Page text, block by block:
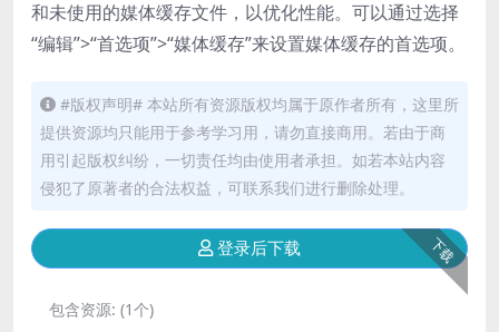
和未使用的媒体缓存文件，以优化性能。可以通过选择
“编辑”>“首选项”>“媒体缓存”来设置媒体缓存的首选项。
#版权声明# 本站所有资源版权均属于原作者所有，这里所
提供资源均只能用于参考学习用，请勿直接商用。若由于商
用引起版权纠纷，一切责任均由使用者承担。如若本站内容
侵犯了原著者的合法权益，可联系我们进行删除处理。
下载
登录后下载
包含资源: (1个)